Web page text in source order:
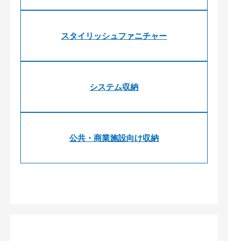
スタイリッシュファニチャー
システム収納
公共・商業施設向け収納